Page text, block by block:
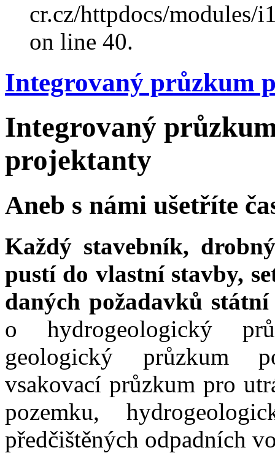
cr.cz/httpdocs/modules/
on line 40.
Integrovaný průzkum
Integrovaný
projektanty
Aneb s námi ušetříte
Každý stavebník,
pustí do vlastní stavby,
daných požadavků
o hydrogeologický
geologický průzkum
vsakovací průzkum pro
pozemku,
předčištěných odpadních